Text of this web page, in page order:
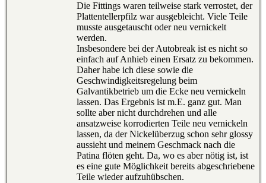
Die Fittings waren teilweise stark verrostet, der
Plattentellerpfilz war ausgebleicht. Viele Teile
musste ausgetauscht oder neu vernickelt
werden.
Insbesondere bei der Autobreak ist es nicht so
einfach auf Anhieb einen Ersatz zu bekommen.
Daher habe ich diese sowie die
Geschwindigkeitsregelung beim
Galvantikbetrieb um die Ecke neu vernickeln
lassen. Das Ergebnis ist m.E. ganz gut. Man
sollte aber nicht durchdrehen und alle
ansatzweise korrodierten Teile neu vernickeln
lassen, da der Nickelüberzug schon sehr glossy
aussieht und meinem Geschmack nach die
Patina flöten geht. Da, wo es aber nötig ist, ist
es eine gute Möglichkeit bereits abgeschriebene
Teile wieder aufzuhübschen.